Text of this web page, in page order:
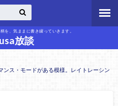
を、気ままに書き綴っていきます。
放談
ンス・モードがある模様。レイトレーシン